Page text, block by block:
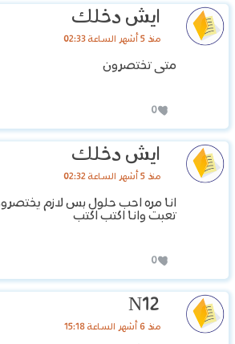
ايش دخلك
منذ 5 أشهر الساعة 02:33
متى تختصرون
0
ايش دخلك
منذ 5 أشهر الساعة 02:32
انا مره احب حلول بس لازم
تعبت وانا اكتب اكتب
0
N12
منذ 6 أشهر الساعة 15:18